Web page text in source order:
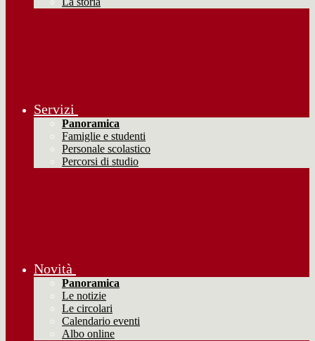
Servizi
Panoramica
Famiglie e studenti
Personale scolastico
Percorsi di studio
Novità
Panoramica
Le notizie
Le circolari
Calendario eventi
Albo online